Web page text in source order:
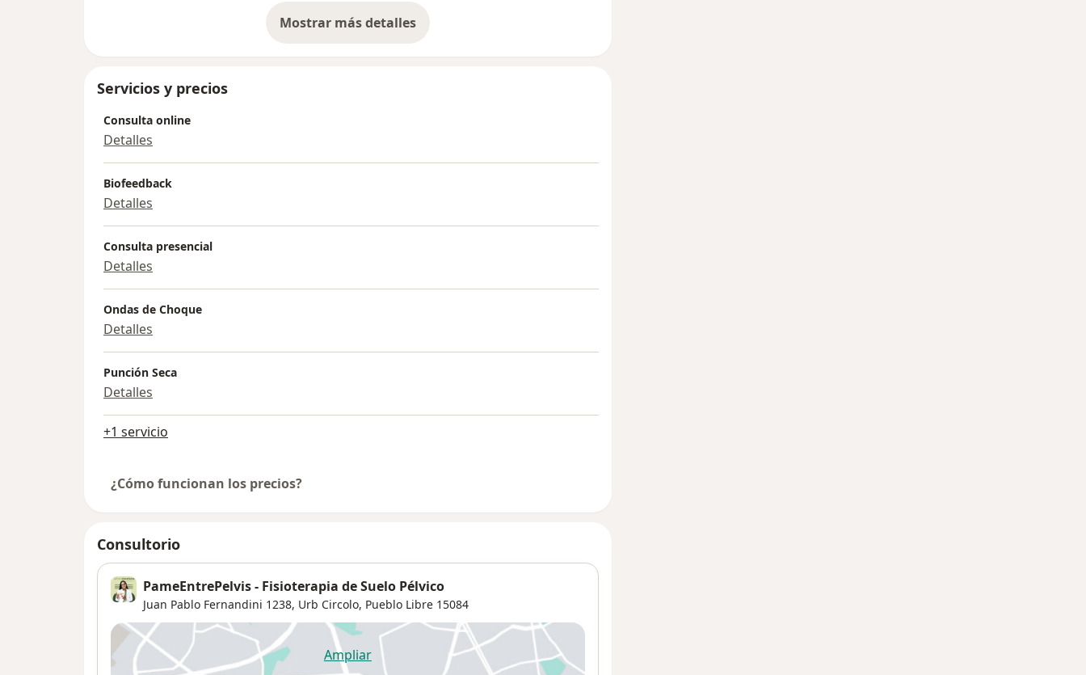
Mostrar más detalles
sobre la experiencia
Servicios y precios
Consulta online
Detalles
Biofeedback
Detalles
Consulta presencial
Detalles
Ondas de Choque
Detalles
Punción Seca
Detalles
+1 servicio
¿Cómo funcionan los precios?
Consultorio
PameEntrePelvis - Fisioterapia de Suelo Pélvico
Juan Pablo Fernandini 1238, Urb Circolo, Pueblo Libre 15084
Ampliarse abre en una nueva pestaña